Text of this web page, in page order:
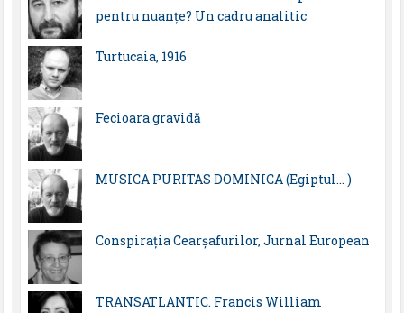
pentru nuanțe? Un cadru analitic
Turtucaia, 1916
Fecioara gravidă
MUSICA PURITAS DOMINICA (Egiptul… )
Conspirația Cearșafurilor, Jurnal European
TRANSATLANTIC. Francis William